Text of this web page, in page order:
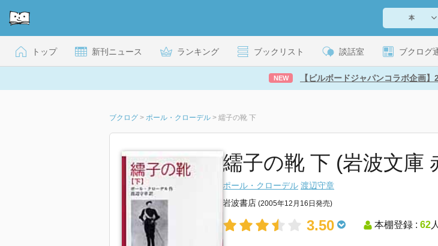
トップ 新刊ニュース ランキング ブックリスト 談話室 ブクログ
NEW 【ビルボードジャパンコラボ企画
ブクログ > ポール・クローデル > 繻子の靴 下
繻子の靴 下 (岩波文庫
ポール・クローデル 渡辺守章
岩波書店 (2005年12月16日発売)
3.50 本棚登録 : 62人